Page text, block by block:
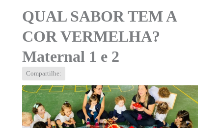
QUAL SABOR TEM A
COR VERMELHA?
Maternal 1 e 2
Compartilhe: